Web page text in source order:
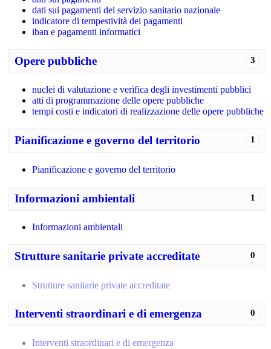
dati sui pagamenti del servizio sanitario nazionale
indicatore di tempestività dei pagamenti
iban e pagamenti informatici
3
Opere pubbliche
nuclei di valutazione e verifica degli investimenti pubblici
atti di programmazione delle opere pubbliche
tempi costi e indicatori di realizzazione delle opere pubbliche
1
Pianificazione e governo del territorio
Pianificazione e governo del territorio
1
Informazioni ambientali
Informazioni ambientali
0
Strutture sanitarie private accreditate
Strutture sanitarie private accreditate
0
Interventi straordinari e di emergenza
Interventi straordinari e di emergenza